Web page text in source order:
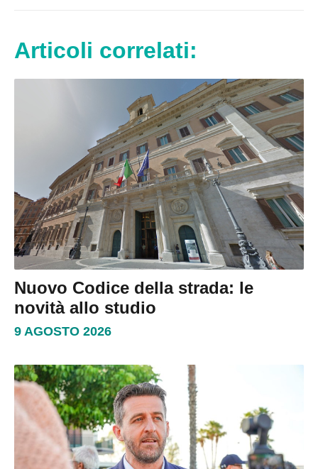
Articoli correlati:
Nuovo Codice della strada: le
novità allo studio
9 AGOSTO 2026